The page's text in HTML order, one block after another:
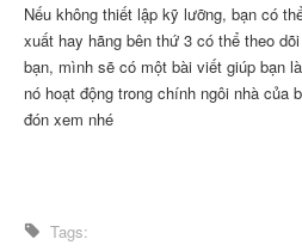
Nếu không thiết lập kỹ lưỡng, bạn có
xuất hay hãng bên thứ 3 có thể theo
bạn, mình sẽ có một bài viết giúp bạn
nó hoạt động trong chính ngôi nhà của
đón xem nhé
Tags: